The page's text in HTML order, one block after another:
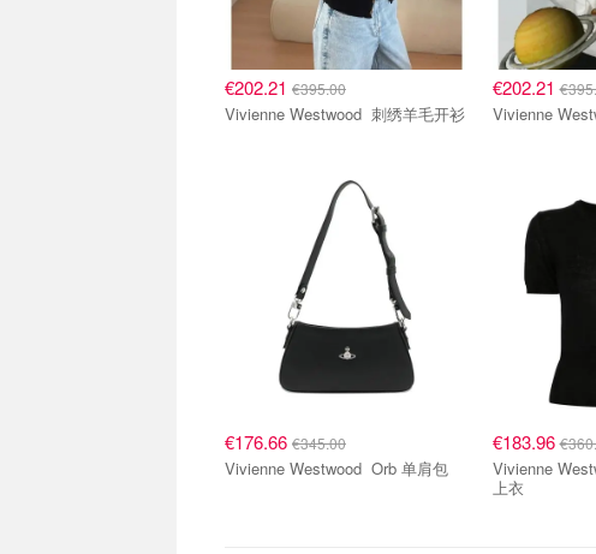
€202.21 €395.00
Vivienne Westwood 刺绣羊毛开衫
€202.21
€176.66 €345.00
Vivienne Westwood Orb 单肩包
€183.96
Vivienne Westwood
上衣